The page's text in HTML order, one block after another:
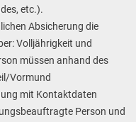
etc.).
Absicherung die
Volljährigkeit und
müssen anhand des
Vormund
mit Kontaktdaten
Person und